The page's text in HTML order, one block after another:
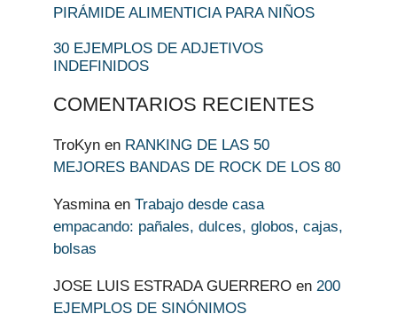
PIRÁMIDE ALIMENTICIA PARA NIÑOS
30 EJEMPLOS DE ADJETIVOS
INDEFINIDOS
COMENTARIOS RECIENTES
TroKyn en RANKING DE LAS 50
MEJORES BANDAS DE ROCK DE LOS 80
Yasminaen Trabajo desde casa
empacando: pañales, dulces, globos, cajas,
bolsas
JOSE LUIS ESTRADA GUERRERO en 200
EJEMPLOS DE SINÓNIMOS